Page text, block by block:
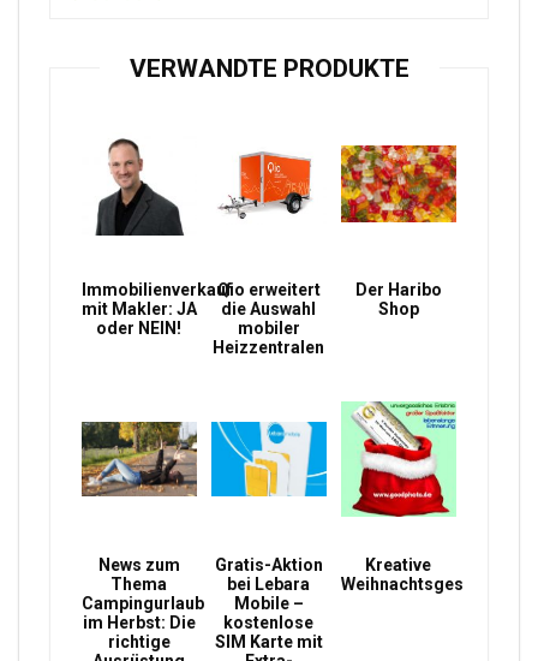
VERWANDTE PRODUKTE
Immobilienverkauf
mit Makler: JA
oder NEIN!
Qio erweitert
die Auswahl
mobiler
Heizzentralen
Der Haribo
Shop
News zum
Thema
Campingurlaub
im Herbst: Die
richtige
Gratis-Aktion
bei Lebara
Mobile –
kostenlose
SIM Karte mit
Kreative
Weihnachtsgeschenke